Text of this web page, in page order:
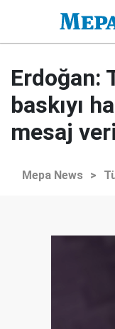
Erdoğan:
baskıyı
mesaj
Mepa News >